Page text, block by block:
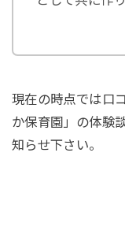
現在の時点では口
か保育園」の体験
知らせ下さい。